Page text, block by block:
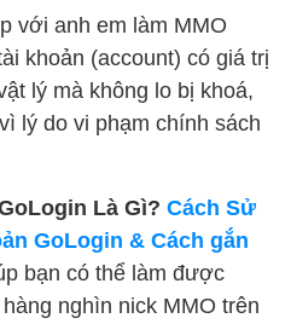
với anh em làm MMO
khoản (account) có giá trị
lý mà không lo bị khoá,
lý do vi phạm chính sách
Là Gì? Cách Sử
GoLogin & Cách gắn
bạn có thể làm được
nghìn nick MMO trên